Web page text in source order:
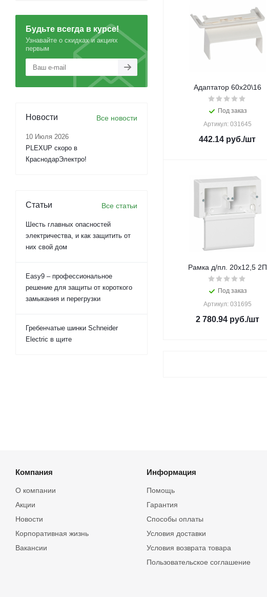
Адаптатор 60х20\16
Под заказ
Артикул: 031645
442.14 руб./шт
Рамка д/пл. 20х12,5 2П
Под заказ
Артикул: 031695
2 780.94руб./шт
Будьте всегда в курсе!
Узнавайте о скидках и акциях
первым
Новости Все новости
10 Июля 2026
PLEXUP скоро в
КраснодарЭлектро!
Статьи Все статьи
Шесть главных опасностей
электричества, и как защитить от
них свой дом
Easy9 – профессиональное
решение для защиты от короткого
замыкания и перегрузки
Гребенчатые шинки Schneider
Electric в щите
Компания
О компании
Акции
Новости
Корпоративная жизнь
Вакансии
Информация
Помощь
Гарантия
Способы оплаты
Условия доставки
Условия возврата товара
Пользовательское соглашение